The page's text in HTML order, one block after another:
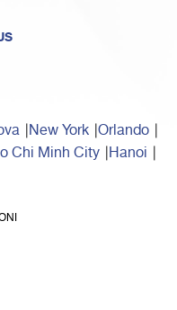
New York Orlando
Chi Minh City Hanoi